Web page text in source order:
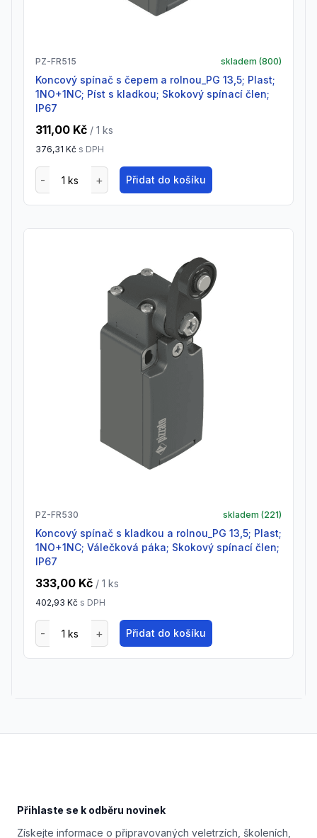
PZ-FR515 skladem (800)
Koncový spínač s čepem a rolnou_PG 13,5; Plast;
1NO+1NC; Píst s kladkou; Skokový spínací člen;
IP67
311,00 Kč / 1 ks
376,31 Kč s DPH
Přidat do košíku
PZ-FR530 skladem (221)
Koncový spínač s kladkou a rolnou_PG 13,5; Plast;
1NO+1NC; Válečková páka; Skokový spínací člen;
IP67
333,00 Kč / 1 ks
402,93 Kč s DPH
Přidat do košíku
Přihlaste se k odběru novinek
Získejte informace o připravovaných veletrzích, školeních,